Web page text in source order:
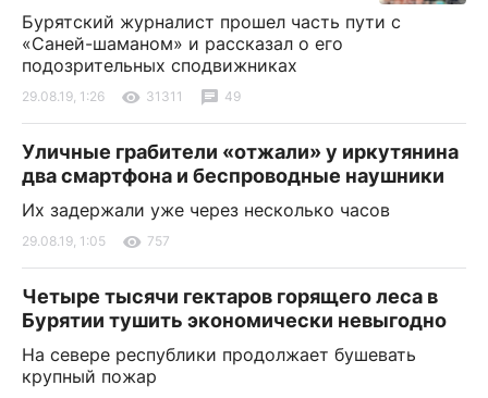
Бурятский журналист прошел часть пути с
«Саней-шаманом» и рассказал о его
подозрительных сподвижниках
29.08.19, 1:26 31311 49
Уличные грабители «отжали» у иркутянина
два смартфона и беспроводные наушники
Их задержали уже через несколько часов
29.08.19, 1:05 757
Четыре тысячи гектаров горящего леса в
Бурятии тушить экономически невыгодно
На севере республики продолжает бушевать
крупный пожар